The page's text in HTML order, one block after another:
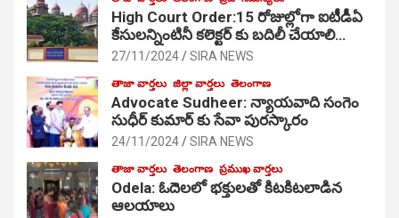
High Court Order:15 రోజుల్లోగా ఐటీడీఏ
కేసులన్నింటినీ కలెక్టర్ కు బదిలీ చేయాలి…
27/11/2024 SIRA NEWS
తాజా వార్తలు జిల్లా వార్తలు తెలంగాణ
Advocate Sudheer: న్యాయవాది సంగెం
సుధీర్ కుమార్ కు సేవా పురస్కారం
24/11/2024 SIRA NEWS
తాజా వార్తలు తెలంగాణ ప్రముఖ వార్తలు
Odela: ఓదెల‌లో భక్తులతో కిటకిటలాడిన
ఆల‌యాలు